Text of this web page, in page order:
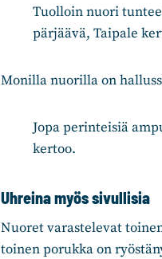
Tuolloin nuori
pärjäävä, Taipale
Monilla nuorilla on
Jopa perinteisiä
kertoo.
Uhreina myös sivullisia
Nuoret varastelevat
toinen porukka on